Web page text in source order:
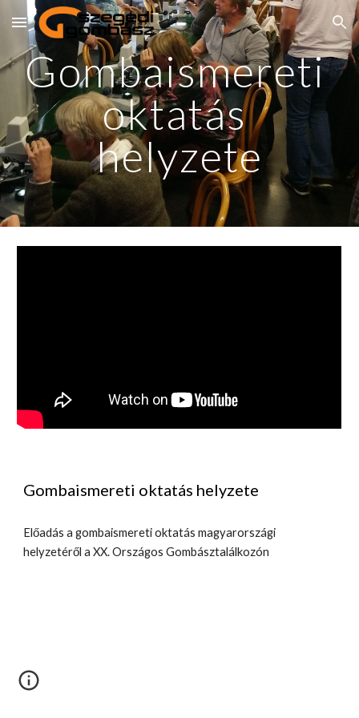
Skip to main content Skip to navigation
Gombaismereti
oktatás
helyzete
Gombaismereti oktatás helyzete
Előadás a gombaismereti oktatás magyarországi
helyzetéről a XX. Országos Gombásztalálkozón